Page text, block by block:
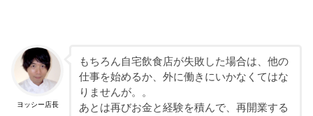
ヨッシー店長
もちろん自宅飲食店が失敗した場合は、他の
仕事を始めるか、外に働きにいかなくてはな
りませんが。。
あとは再びお金と経験を積んで、再開業する